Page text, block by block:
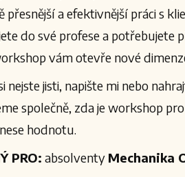
přesnější a efektivnější práci s
do své profese a potřebujete
vám otevře nové
nejste jisti, napište mi nebo
společně, zda je workshop
hodnotu.
PRO: absolventy Mechanika